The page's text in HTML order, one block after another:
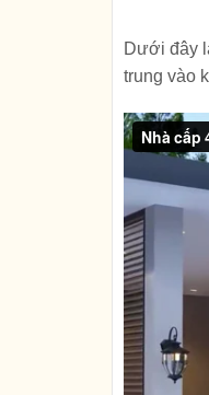
Dưới đây
trung vào